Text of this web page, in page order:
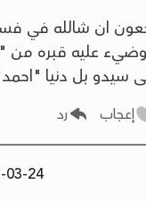
راجعون ان شالله في
وضيء عليه قبره من
سيدو بل دنيا
إعجاب رد
12:43:19